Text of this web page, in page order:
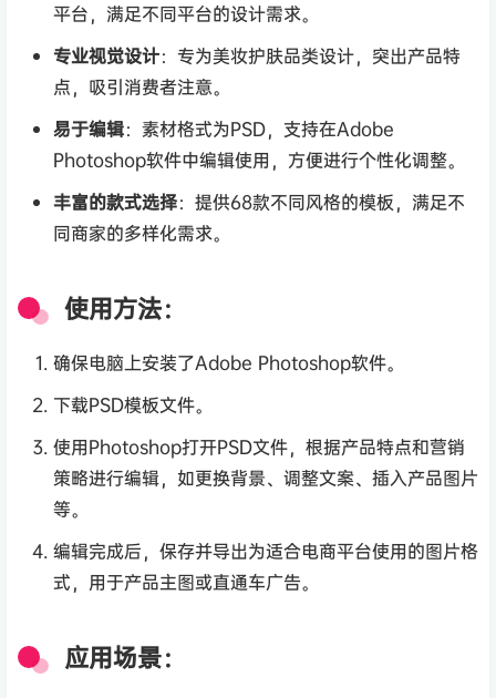
平台，满足不同平台的设计需求。
专业视觉设计：专为美妆护肤品类设计，突出产品特
点，吸引消费者注意。
易于编辑：素材格式为PSD，支持在Adobe
Photoshop软件中编辑使用，方便进行个性化调整。
丰富的款式选择：提供68款不同风格的模板，满足不
同商家的多样化需求。
使用方法：
确保电脑上安装了Adobe Photoshop软件。
下载PSD模板文件。
使用Photoshop打开PSD文件，根据产品特点和营销
策略进行编辑，如更换背景、调整文案、插入产品图片
等。
编辑完成后，保存并导出为适合电商平台使用的图片格
式，用于产品主图或直通车广告。
应用场景：